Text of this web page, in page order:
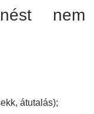
nem
átutalás);